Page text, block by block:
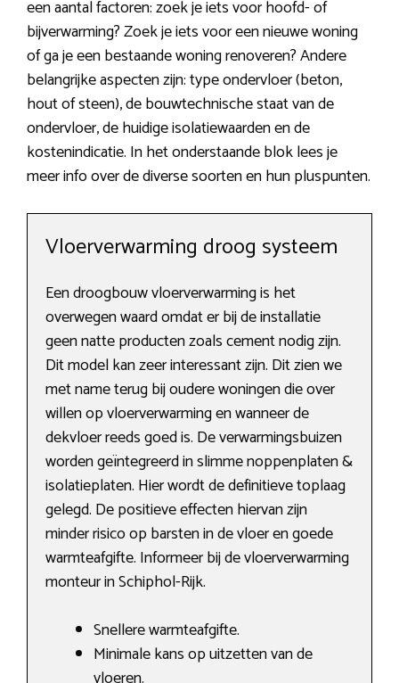
een aantal factoren: zoek je iets voor hoofd- of
bijverwarming? Zoek je iets voor een nieuwe woning
of ga je een bestaande woning renoveren? Andere
belangrijke aspecten zijn: type ondervloer (beton,
hout of steen), de bouwtechnische staat van de
ondervloer, de huidige isolatiewaarden en de
kostenindicatie. In het onderstaande blok lees je
meer info over de diverse soorten en hun pluspunten.
Vloerverwarming droog systeem
Een droogbouw vloerverwarming is het
overwegen waard omdat er bij de installatie
geen natte producten zoals cement nodig zijn.
Dit model kan zeer interessant zijn. Dit zien we
met name terug bij oudere woningen die over
willen op vloerverwarming en wanneer de
dekvloer reeds goed is. De verwarmingsbuizen
worden geïntegreerd in slimme noppenplaten &
isolatieplaten. Hier wordt de definitieve toplaag
gelegd. De positieve effecten hiervan zijn
minder risico op barsten in de vloer en goede
warmteafgifte. Informeer bij de vloerverwarming
monteur in Schiphol-Rijk.
Snellere warmteafgifte.
Minimale kans op uitzetten van de